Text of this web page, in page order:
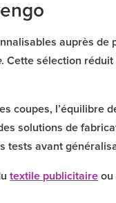
auprès de
. Cette sélection
coupes, l’équilibre
solutions de
tests avant
textile publicitaire ou